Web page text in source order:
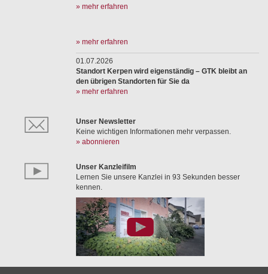
» mehr erfahren
» mehr erfahren
01.07.2026
Standort Kerpen wird eigenständig – GTK bleibt an
den übrigen Standorten für Sie da
» mehr erfahren
Unser Newsletter
Keine wichtigen Informationen mehr verpassen.
» abonnieren
Unser Kanzleifilm
Lernen Sie unsere Kanzlei in 93 Sekunden besser
kennen.